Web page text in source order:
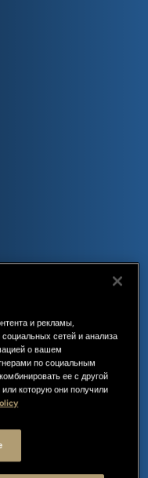
и рекламы,
сетей и анализа
о вашем
по социальным
ее с другой
которую они получили